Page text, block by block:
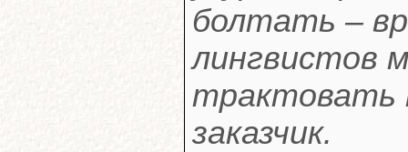
болтать –
лингвистов
трактовать
заказчик.